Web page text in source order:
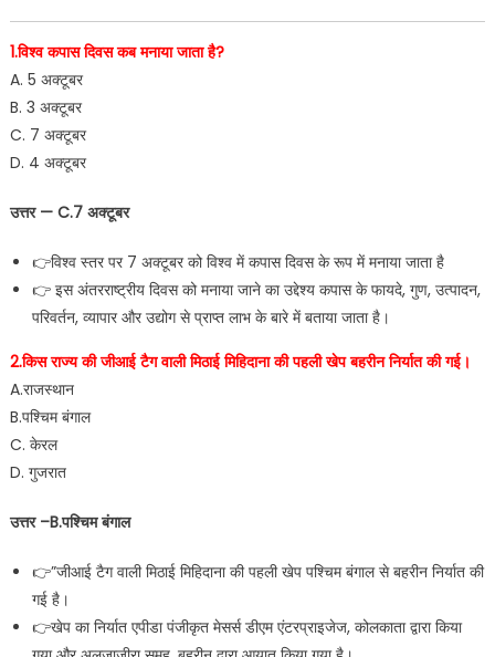
1.विश्व कपास दिवस कब मनाया जाता है?
A. 5 अक्टूबर
B. 3 अक्टूबर
C. 7 अक्टूबर
D. 4 अक्टूबर
उत्तर — C.7 अक्टूबर
👉विश्व स्तर पर 7 अक्टूबर को विश्व में कपास दिवस के रूप में मनाया जाता है
👉 इस अंतरराष्ट्रीय दिवस को मनाया जाने का उद्देश्य कपास के फायदे, गुण, उत्पादन,
परिवर्तन, व्यापार और उद्योग से प्राप्त लाभ के बारे में बताया जाता है।
2.किस राज्य की जीआई टैग वाली मिठाई मिहिदाना की पहली खेप बहरीन निर्यात की गई।
A.राजस्थान
B.पश्चिम बंगाल
C. केरल
D. गुजरात
उत्तर –B.पश्चिम बंगाल
👉”जीआई टैग वाली मिठाई मिहिदाना की पहली खेप पश्चिम बंगाल से बहरीन निर्यात की
गई है।
👉खेप का निर्यात एपीडा पंजीकृत मेसर्स डीएम एंटरप्राइजेज, कोलकाता द्वारा किया